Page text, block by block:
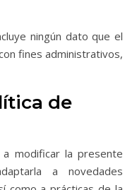
ningún dato que el
fines administrativos,
de
modificar la presente
a novedades